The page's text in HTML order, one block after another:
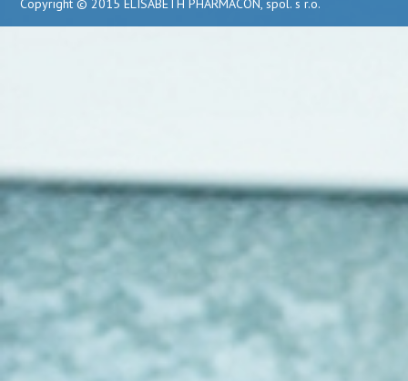
Copyright © 2015 ELISABETH PHARMACON, spol. s r.o.